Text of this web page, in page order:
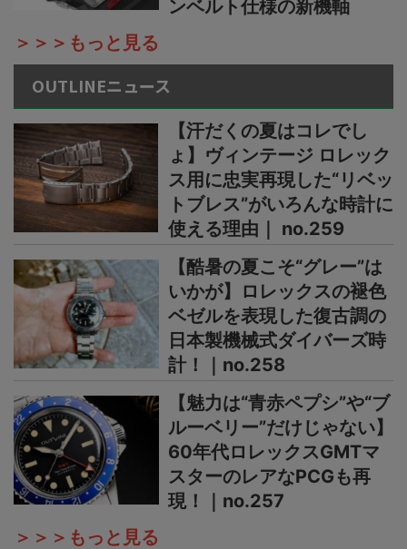
ンベルト仕様の新機軸
＞＞＞もっと見る
OUTLINEニュース
【汗だくの夏はコレでし
ょ】ヴィンテージ ロレック
ス用に忠実再現した“リベッ
トブレス”がいろんな時計に
使える理由｜ no.259
【酷暑の夏こそ“グレー”は
いかが】ロレックスの褪色
ベゼルを表現した復古調の
日本製機械式ダイバーズ時
計！｜no.258
【魅力は“青赤ペプシ”や“ブ
ルーベリー”だけじゃない】
60年代ロレックスGMTマ
スターのレアなPCGも再
現！｜no.257
＞＞＞もっと見る